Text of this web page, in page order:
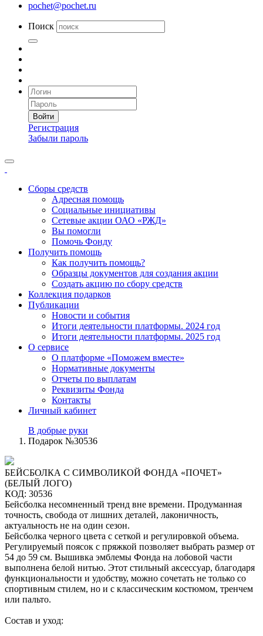
pochet@pochet.ru
Поиск
Войти
Регистрация
Забыли пароль
Сборы средств
Адресная помощь
Социальные инициативы
Сетевые акции ОАО «РЖД»
Вы помогли
Помочь Фонду
Получить помощь
Как получить помощь?
Образцы документов для создания акции
Создать акцию по сбору средств
Коллекция подарков
Публикации
Новости и события
Итоги деятельности платформы. 2024 год
Итоги деятельности платформы. 2025 год
О сервисе
О платформе «Поможем вместе»
Нормативные документы
Отчеты по выплатам
Реквизиты Фонда
Контакты
Личный кабинет
В добрые руки
Подарок №30536
БЕЙСБОЛКА С СИМВОЛИКОЙ ФОНДА «ПОЧЕТ»
(БЕЛЫЙ ЛОГО)
КОД: 30536
Бейсболка несомненный тренд вне времени. Продуманная
точность, свобода от лишних деталей, лаконичность,
актуальность не на один сезон.
Бейсболка черного цвета с сеткой и регулировкой объема.
Регулируемый поясок с пряжкой позволяет выбрать размер от
54 до 59 см. Вышивка эмблемы Фонда на лобовой части
выполнена белой нитью. Этот стильный аксессуар, благодаря
функциональности и удобству, можно сочетать не только со
спортивным стилем, но и с классическим костюмом, тренчем
или пальто.
Состав и уход: